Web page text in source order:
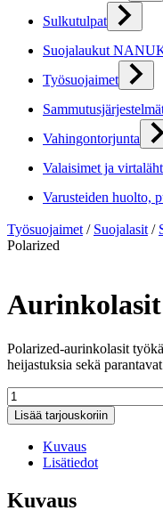
Sulkutulpat
Suojalaukut
Työsuojaimet
Vahingontorjunta
Valaisimet ja
Varusteiden huolto,
Työsuojaimet / Suojalasit /
Polarized
Polarized-aurinkolasit
heijastuksia sekä
Aurinkolasit
Hustler
Polarized
määrä
Lisää tarjouskoriin
Kuvaus
Lisätiedot
Kuvaus